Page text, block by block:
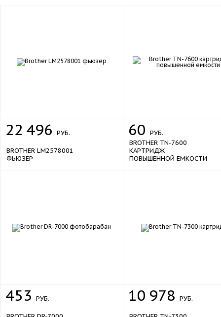
22 496 РУБ.
BROTHER LM2578001
ФЬЮЗЕР
60 РУБ.
BROTHER TN-7600
КАРТРИДЖ
ПОВЫШЕННОЙ ЕМКОСТИ
453 РУБ. 10 978 РУБ.